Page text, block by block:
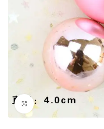
kattints a kinagyításhoz